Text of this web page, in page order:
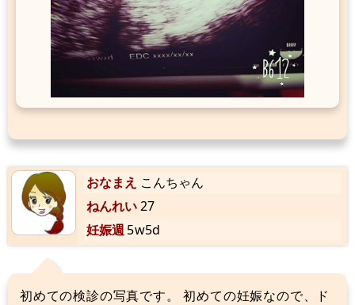
おなまえ こんちゃん
ねんれい27
妊娠週5w5d
初めての検診の写真です。 初めての妊娠なので、ド